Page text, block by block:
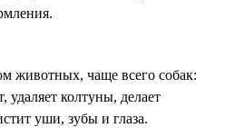
животных, чаще всего собак:
удаляет колтуны, делает
уши, зубы и глаза.